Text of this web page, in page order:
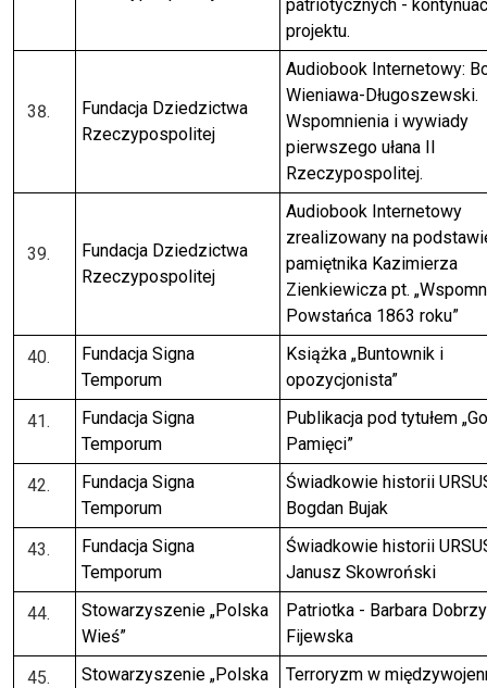
patriotycznych -
projektu.
Fundacja Dziedzictwa
Rzeczypospolitej
Audiobook Internetowy:
Wieniawa-Długoszewski.
Wspomnienia i wywiady
pierwszego ułana II
Rzeczypospolitej.
Fundacja Dziedzictwa
Rzeczypospolitej
Audiobook Internetowy
zrealizowany na
pamiętnika Kazimierza
Zienkiewicza pt.
Powstańca 1863 roku”
Fundacja Signa
Temporum
Książka „Buntownik i
opozycjonista”
Fundacja Signa
Temporum
Publikacja pod tytułem
Pamięci”
Fundacja Signa
Temporum
Świadkowie historii
Bogdan Bujak
Fundacja Signa
Temporum
Świadkowie historii
Janusz Skowroński
Stowarzyszenie „Polska
Wieś”
Patriotka - Barbara
Fijewska
Stowarzyszenie „Polska
Terroryzm w